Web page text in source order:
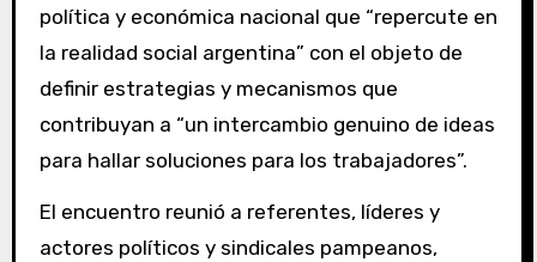
política y económica nacional que “repercute en
la realidad social argentina” con el objeto de
definir estrategias y mecanismos que
contribuyan a “un intercambio genuino de ideas
para hallar soluciones para los trabajadores”.
El encuentro reunió a referentes, líderes y
actores políticos y sindicales pampeanos,